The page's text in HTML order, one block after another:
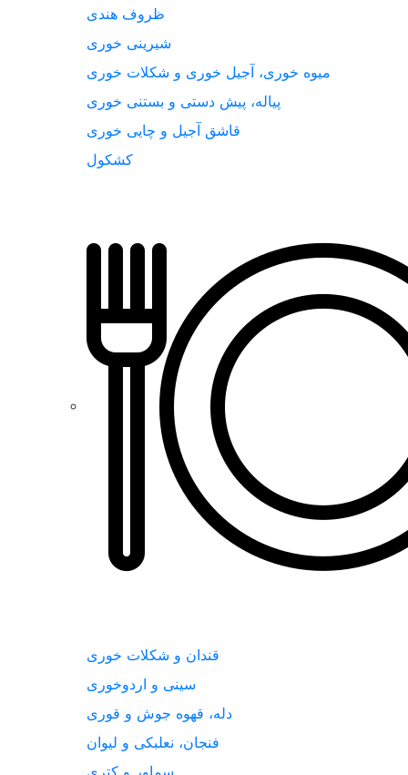
ظروف هندی
شیرینی خوری
میوه خوری، آجیل خوری و شکلات خوری
پیاله، پیش دستی و بستنی خوری
قاشق آجیل و چایی خوری
کشکول
قندان و شکلات خوری
سینی و اردوخوری
دله، قهوه جوش و قوری
فنجان، نعلبکی و لیوان
سماور و کتری